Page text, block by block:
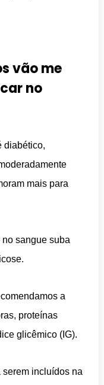
vão me
no
diabético,
mais para
no sangue suba
a
proteínas
glicêmico (IG).
incluídos na